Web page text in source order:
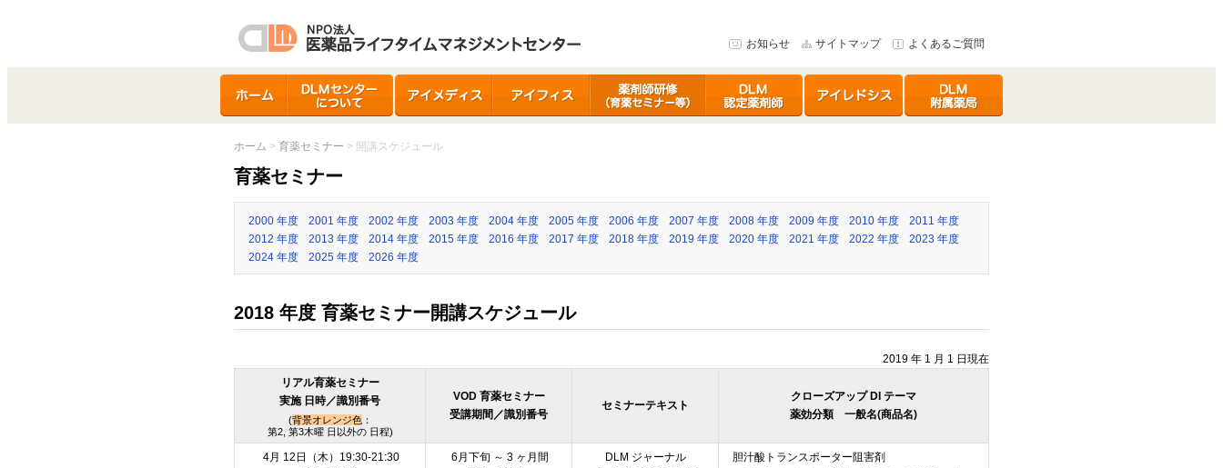
お知らせ サイトマップ よくあるご質問
て
ホーム > 育薬セミナー > 開講スケジュール
育薬セミナー
2000 年度 2001 年度 2002 年度 2003 年度 2004 年度 2005 年度 2006 年度 2007 年度 2008 年度 2009 年度 2010 年度
2011 年度
2012 年度
2013 年度 2014 年度 2015 年度 2016 年度 2017 年度 2018 年度 2019 年度 2020 年度 2021 年度 2022 年度
2023 年度
2024 年度
2025 年度 2026 年度
2018 年度 育薬セミナー開講スケジュール
2019 年 1 月 1 日現在
リアル育薬セミナー
実施 日時／識別番号
(背景オレンジ色：
第2, 第3木曜 日以外の 日程)
VOD 育薬セミナー
受講期間／識別番号
セミナーテキスト
クローズアップ DI テーマ
薬効分類 一般名(商品名)
4月 12日（木）19:30-21:30
6月下旬 ～ 3 ヶ月間
DLM ジャーナル
胆汁酸トランスポーター阻害剤